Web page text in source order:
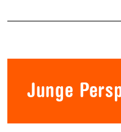
Junge